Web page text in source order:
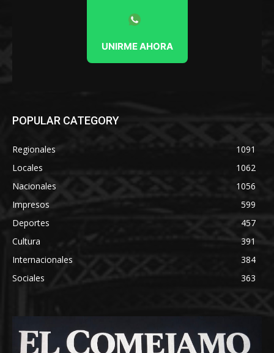
UNIRME AHORA
POPULAR CATEGORY
Regionales
1091
Locales
1062
Nacionales
1056
Impresos
599
Deportes
457
Cultura
391
Internacionales
384
Sociales
363